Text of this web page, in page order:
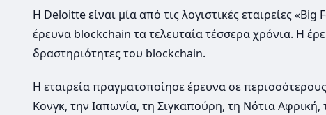
Η Deloitte είναι μία από τις λογιστικές εταιρείες
έρευνα blockchain τα τελευταία τέσσερα χρόνια. Η
δραστηριότητες του blockchain.
Η εταιρεία πραγματοποίησε έρευνα σε
Κονγκ, την Ιαπωνία, τη Σιγκαπούρη, τη Νότια